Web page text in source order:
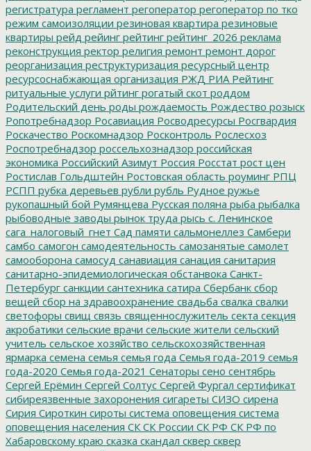
регистратура регламент регоператор регоператор по тко
режим самоизоляции резиновая квартира резиновые
квартиры рейд рейинг рейтинг рейтинг_2026 реклама
реконструкция ректор религия ремонт ремонт дорог
реорганизация реструктуризация ресурсный центр
ресурсоснабжающая организация РЖД РИА Рейтинг
ритуальные услуги рйтинг рогатый скот роддом
Родительский день роды рождаемость Рождество розыск
Ропотребнадзор Росавиация Росводресурсы Росгвардия
Роскачество Роскомнадзор Росконтроль Рослесхоз
Роспотребнадзор россельхознадзор российская
экономика Российский Азимут Россия Росстат рост цен
Ростислав Гольдштейн Ростовская область роуминг РПЦ
РСПП рубка деревьев рубли рубль Рудное ружье
рукопашный бой Румянцева Русская поляна рыба рыбалка
рыбоводные заводы рынок труда рысь с. Ленинское
сага_налоговый_гнет Сад памяти сальмонеллез Самбери
самбо самогон самодеятельность самозанятые самолет
самооборона самосуд санавиация санация санитария
санитарно-эпидемиологическая обстанвока Санкт-
Петербург санкции сантехника сатира Сбербанк сбор
вещей сбор на здравоохранение свадьба свалка свалки
светофоры свищ связь священнослужитель секта секция
акробатики сельские врачи сельские жители сельский
учитель сельское хозяйство сельскохозяйственная
ярмарка семена семья семья года Семья года-2019 семья
года-2020 Семья года-2021 Сенаторы сено сентябрь
Сергей Ерёмин Сергей Солтус Сергей Фургал сертификат
сибиреязвенные захоронения сигареты СИЗО сирена
Сирия Сироткин сироты система оповещения система
оповещения населения СК СК России СК РФ СК РФ по
Хабаровскому краю сказка скандал сквер сквер